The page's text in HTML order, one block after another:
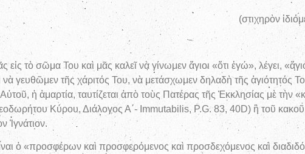
τοῦ Τριῳδίου,
τὸ σῶμα Του καὶ μᾶς καλεῖ νὰ γίνωμεν ἅγιοι «ὅτι ἐγώ», λέγει,
γευθῶμεν τῆς χάριτός Του, νὰ μετάσχωμεν δηλαδὴ τῆς ἁγιότητός
ἡ ἁμαρτία, ταυτίζεται ἀπὸ τοὺς Πατέρας τῆς Ἐκκλησίας μὲ τὴν
Κύρου, Διάλογος Α΄- Immutabilis, P.G. 83, 40D) ἢ τοῦ κακοῦ
Ἰγνάτιον.
ὁ «προσφέρων καὶ προσφερόμενος καὶ προσδεχόμενος καὶ